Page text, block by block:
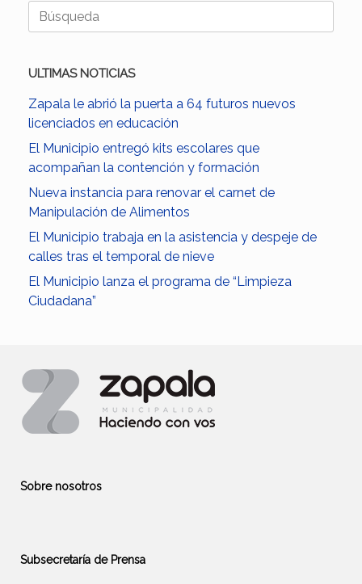
Buscar:
ULTIMAS NOTICIAS
Zapala le abrió la puerta a 64 futuros nuevos
licenciados en educación
El Municipio entregó kits escolares que
acompañan la contención y formación
Nueva instancia para renovar el carnet de
Manipulación de Alimentos
El Municipio trabaja en la asistencia y despeje de
calles tras el temporal de nieve
El Municipio lanza el programa de “Limpieza
Ciudadana”
Sobre nosotros
Subsecretaría de Prensa